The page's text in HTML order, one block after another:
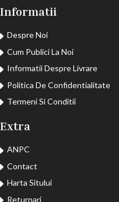
Informatii
Despre Noi
Cum Publici La Noi
Informatii Despre Livrare
Politica De Confidentialitate
Termeni Si Conditii
Extra
ANPC
Contact
Harta Sitului
Returnari